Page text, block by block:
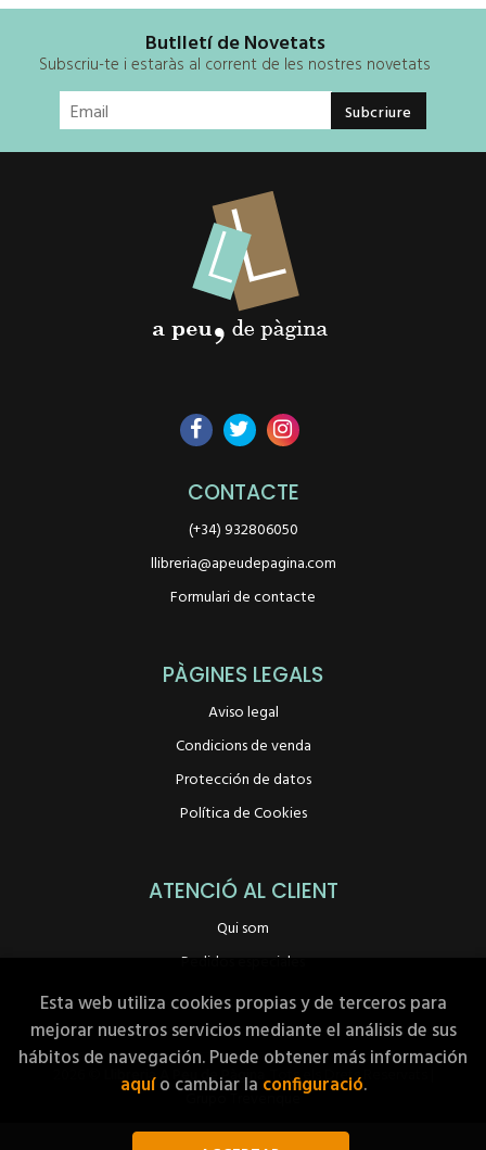
Butlletí de Novetats
Subscriu-te i estaràs al corrent de les nostres novetats
CONTACTE
(+34) 932806050
llibreria@apeudepagina.com
Formulari de contacte
PÀGINES LEGALS
Aviso legal
Condicions de venda
Protección de datos
Política de Cookies
ATENCIÓ AL CLIENT
Qui som
Pedidos especiales
Llibreria A Peu de Pàgina . Tots els Drets Reservats |
Esta web utiliza cookies propias y de terceros para
mejorar nuestros servicios mediante el análisis de sus
hábitos de navegación. Puede obtener más información
aquío cambiar la configuració.